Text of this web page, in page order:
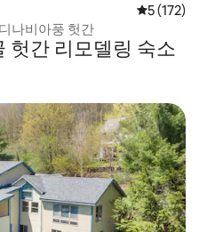
평점 5점(5
5 (172)
나비아풍 헛간
헛간 리모델링 숙소